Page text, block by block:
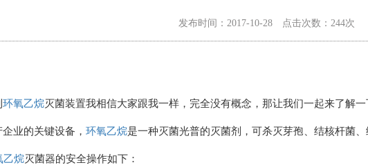
发布时间：2017-10-28 点击次数：244次
环氧乙烷灭菌装置我相信大家跟我一样，完全没有概念，那让我们一起来了解
业的关键设备， 环氧乙烷是一种灭菌光普的灭菌剂，可杀灭芽孢、结核杆菌、
乙烷灭菌器的安全操作如下：